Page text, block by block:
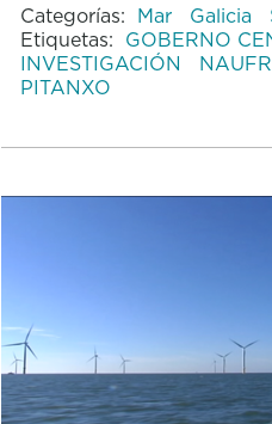
Categorías: Mar Galicia
Etiquetas: GOBERNO
INVESTIGACIÓN
PITANXO